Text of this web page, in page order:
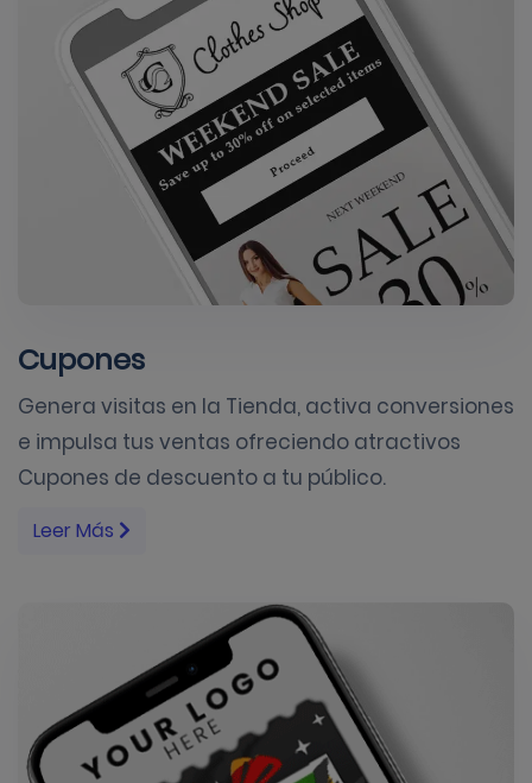
Cupones
Genera visitas en la Tienda, activa conversiones
e impulsa tus ventas ofreciendo atractivos
Cupones de descuento a tu público.
Leer Más